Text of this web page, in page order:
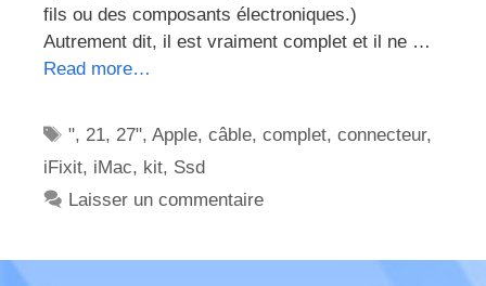
fils ou des composants électroniques.)
Autrement dit, il est vraiment complet et il ne …
Read more…
Étiquettes
",21,27",Apple,câble,complet,connecteur,
iFixit, iMac, kit, Ssd
Laisser un commentaire